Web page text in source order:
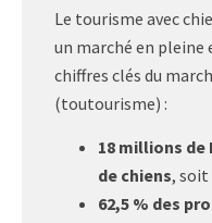
Le tourisme avec
un marché en pleine
chiffres clés du
(toutourisme) :
18 millions
de chiens, soit
62,5 % des